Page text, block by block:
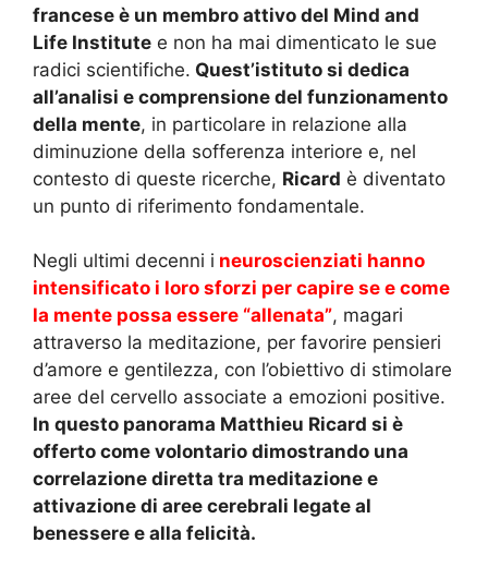
francese è un membro attivo del Mind and
Life Institute e non ha mai dimenticato le sue
radici scientifiche. Quest’istituto si dedica
all’analisi e comprensione del funzionamento
della mente, in particolare in relazione alla
diminuzione della sofferenza interiore e, nel
contesto di queste ricerche, Ricard è diventato
un punto di riferimento fondamentale.
Negli ultimi decenni i neuroscienziati hanno
intensificato i loro sforzi per capire se e come
la mente possa essere “allenata”, magari
attraverso la meditazione, per favorire pensieri
d’amore e gentilezza, con l’obiettivo di stimolare
aree del cervello associate a emozioni positive.
In questo panorama Matthieu Ricard si è
offerto come volontario dimostrando una
correlazione diretta tra meditazione e
attivazione di aree cerebrali legate al
benessere e alla felicità.